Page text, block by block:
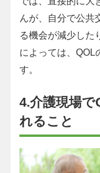
んが、自分で公共
る機会が減少した
によっては、QOL
す。
4.介護現場で
れること